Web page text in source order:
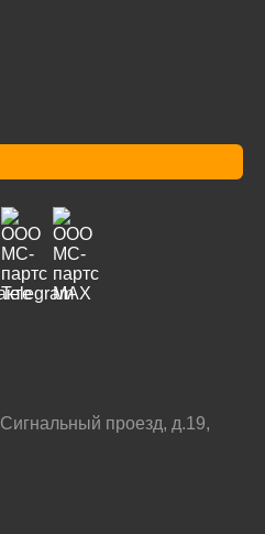
Сигнальный проезд, д.19,